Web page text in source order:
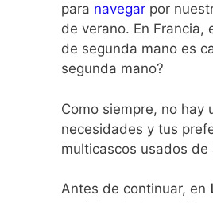
para navegar por
de verano. En
de segunda mano es
segunda mano?
Como siempre, no hay
necesidades y tus
multicascos usados
Antes de continuar, en